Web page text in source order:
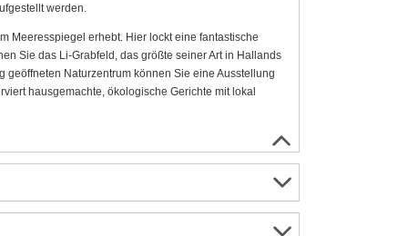
werden.
Meeresspiegel erhebt. Hier lockt eine fantastische
Sie das Li-Grabfeld, das größte seiner Art in Hallands
Naturzentrum können Sie eine Ausstellung
hausgemachte, ökologische Gerichte mit lokal